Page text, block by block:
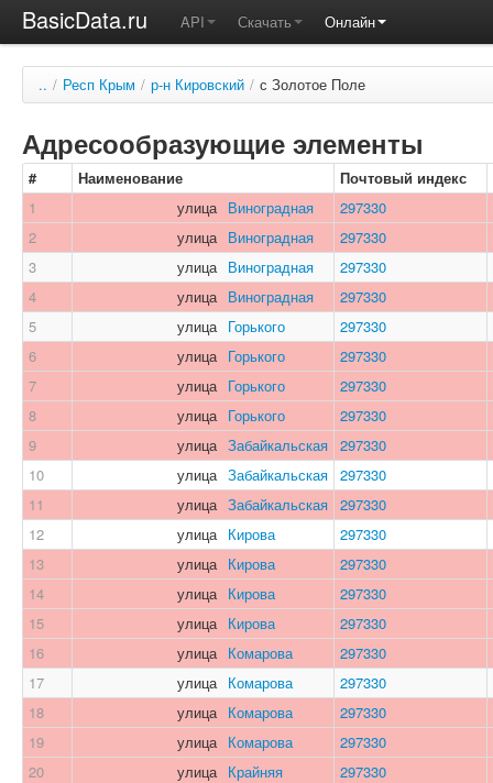
BasicData.ru API Скачать Онлайн
.. / Респ Крым / р-н Кировский / с Золотое Поле
Адресообразующие элементы
# Наименование
Почтовый индекс
1
улица Виноградная
297330
2
улица Виноградная
297330
3
улица Виноградная
297330
4
улица Виноградная
297330
5
улица Горького
297330
6
улица Горького
297330
7
улица Горького
297330
8
улица Горького
297330
9
улица Забайкальская 297330
10
улица Забайкальская 297330
11
улица Забайкальская 297330
12
улица Кирова
297330
13
улица Кирова
297330
14
улица Кирова
297330
15
улица Кирова
297330
16
улица Комарова
297330
17
улица Комарова
297330
18
улица Комарова
297330
19
улица Комарова
297330
20
улица Крайняя
297330